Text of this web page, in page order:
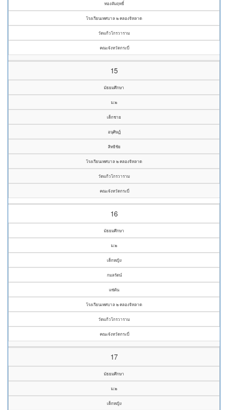
ทองสัมฤทธิ์
โรงเรียนเทศบาล ๒ คลองจิหลาด
วัดแก้วโกรวาราม
คณะจังหวัดกระบี่
15
มัธยมศึกษา
ม.๒
เด็กชาย
อนุศิษฏ์
สิทธิชัย
โรงเรียนเทศบาล ๒ คลองจิหลาด
วัดแก้วโกรวาราม
คณะจังหวัดกระบี่
16
มัธยมศึกษา
ม.๒
เด็กหญิง
กมลรัตน์
แซ่ตัน
โรงเรียนเทศบาล ๒ คลองจิหลาด
วัดแก้วโกรวาราม
คณะจังหวัดกระบี่
17
มัธยมศึกษา
ม.๒
เด็กหญิง